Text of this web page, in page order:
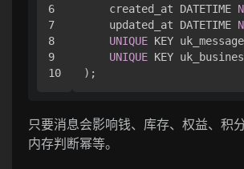
6
7
8
9
    created_at DATETIME
    updated_at DATETIME
UNIQUE KEY
UNIQUE KEY
只要消息会影响钱、库存、权益、积
内存判断幂等。